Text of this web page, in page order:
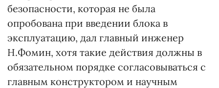
безопасности, которая не была
опробована при введении блока в
эксплуатацию, дал главный инженер
Н.Фомин, хотя такие действия должны в
обязательном порядке согласовываться с
главным конструктором и научным